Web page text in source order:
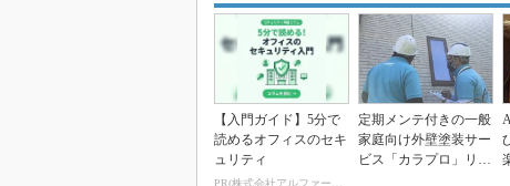
【入門ガイド】5分で
読めるオフィスのセキ
ュリティ
PR(株式会社アルファーテクノ)
定期メンテ付きの一般
家庭向け外壁塗装サー
ビス「カラプロ」リリ